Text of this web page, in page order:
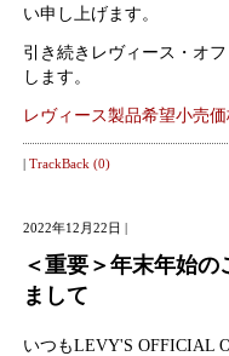
い申し上げます。
引き続きレヴィース・オ
します。
レヴィース製品希望小売
| TrackBack (0)
2022年12月22日 |
＜重要＞年末年始
まして
いつもLEVY'S OFFICIAL